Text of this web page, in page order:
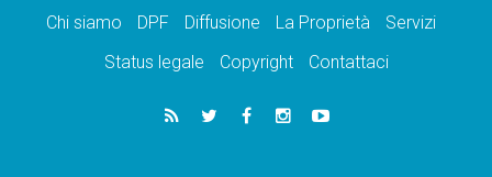
Chi siamo DPF Diffusione La Proprietà
Servizi
Status legale
Copyright Contattaci